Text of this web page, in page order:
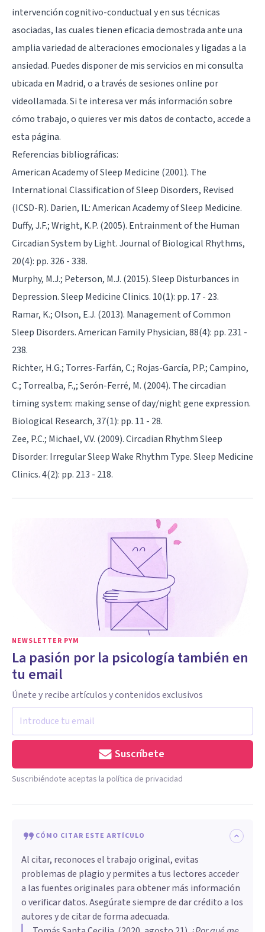
intervención cognitivo-conductual y en sus técnicas
asociadas, las cuales tienen eficacia demostrada ante una
amplia variedad de alteraciones emocionales y ligadas a la
ansiedad. Puedes disponer de mis servicios en mi consulta
ubicada en Madrid, o a través de sesiones online por
videollamada. Si te interesa ver más información sobre
cómo trabajo, o quieres ver mis datos de contacto, accede a
esta página.
Referencias bibliográficas:
American Academy of Sleep Medicine (2001). The
International Classification of Sleep Disorders, Revised
(ICSD-R). Darien, IL: American Academy of Sleep Medicine.
Duffy, J.F.; Wright, K.P. (2005). Entrainment of the Human
Circadian System by Light. Journal of Biological Rhythms,
20(4): pp. 326 - 338.
Murphy, M.J.; Peterson, M.J. (2015). Sleep Disturbances in
Depression. Sleep Medicine Clinics. 10(1): pp. 17 - 23.
Ramar, K.; Olson, E.J. (2013). Management of Common
Sleep Disorders. American Family Physician, 88(4): pp. 231 -
238.
Richter, H.G.; Torres-Farfán, C.; Rojas-García, P.P.; Campino,
C.; Torrealba, F.,; Serón-Ferré, M. (2004). The circadian
timing system: making sense of day/night gene expression.
Biological Research, 37(1): pp. 11 - 28.
Zee, P.C.; Michael, V.V. (2009). Circadian Rhythm Sleep
Disorder: Irregular Sleep Wake Rhythm Type. Sleep Medicine
Clinics. 4(2): pp. 213 - 218.
NEWSLETTER PYM
La pasión por la psicología también en
tu email
Únete y recibe artículos y contenidos exclusivos
Suscríbete
Suscribiéndote aceptas la política de privacidad
CÓMO CITAR ESTE ARTÍCULO
Al citar, reconoces el trabajo original, evitas
problemas de plagio y permites a tus lectores acceder
a las fuentes originales para obtener más información
o verificar datos. Asegúrate siempre de dar crédito a los
autores y de citar de forma adecuada.